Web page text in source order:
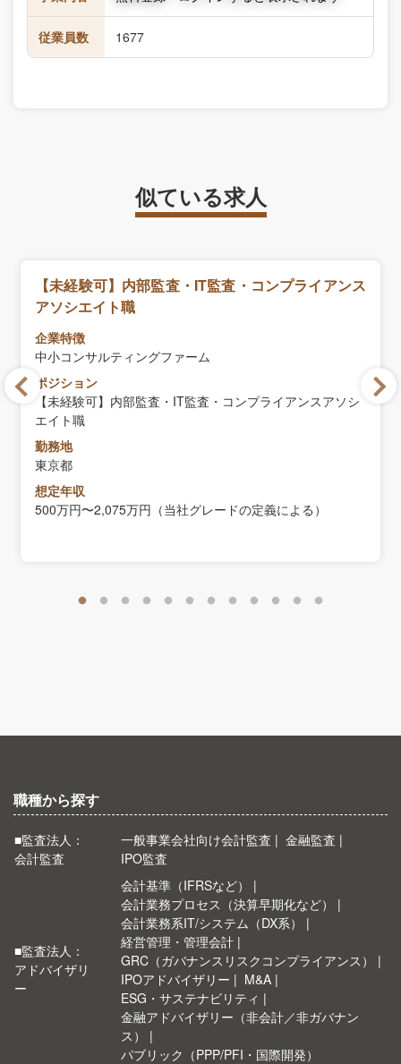
従業員数 1677
似ている求人
【未経験可】内部監査・IT監査・コンプライアンス
アソシエイト職
企業特徴
中小コンサルティングファーム
ポジション
【未経験可】内部監査・IT監査・コンプライアンスアソシ
エイト職
勤務地
東京都
想定年収
500万円〜2,075万円（当社グレードの定義による）
職種から探す
■監査法人：
会計監査
一般事業会社向け会計監査
金融監査
IPO監査
■監査法人：
アドバイザリ
ー
会計基準（IFRSなど）
会計業務プロセス（決算早期化など）
会計業務系IT/システム（DX系）
経営管理・管理会計
GRC（ガバナンスリスクコンプライアンス）
IPOアドバイザリー
M&A
ESG・サステナビリティ
金融アドバイザリー（非会計／非ガバナン
ス）
パブリック（PPP/PFI・国際開発）